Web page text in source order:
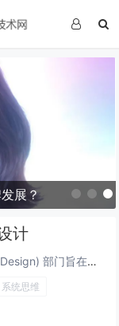
展？
计
软件公司的 EPD (Engineering, Product, and Design) 部门旨在创建优质软件。尽管存在不同的角色，但最终目标是开发出能解决业务问题并可供用户使用的功能性软件。归根结底，这只是一堆代码。认识到 EPD 作...
系统思维